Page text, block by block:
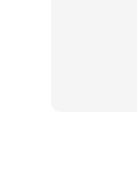
Connecticut, juga